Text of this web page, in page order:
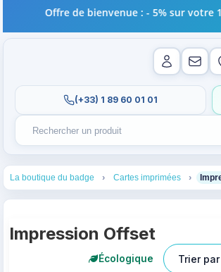
Rechercher un produit
Recherches récentes au focus.
(+33) 1 89 60 01 01
Offre de bienvenue : - 5% sur votre
La boutique du badge Cartes imprimées
Impression Offset
Écologique Trier par